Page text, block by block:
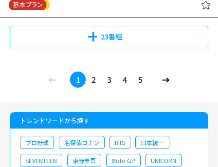
23番組
1 2 3 4 5
トレンドワードから探す
プロ野球 名探偵コナン BTS 日本統一
SEVENTEEN 東野圭吾 Moto GP UNICORN